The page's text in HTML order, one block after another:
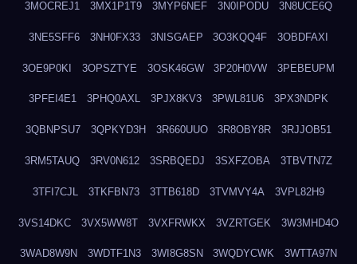
3MOCREJ1 3MX1P1T9 3MYP6NEF 3N0IPODU 3N8UCE6Q
3NE5SFF6 3NH0FX33 3NISGAEP 3O3KQQ4F 3OBDFAXI
3OE9P0KI 3OPSZTYE 3OSK46GW 3P20H0VW 3PEBEUPM
3PFEI4E1 3PHQ0AXL 3PJX8KV3 3PWL81U6 3PX3NDPK
3QBNPSU7 3QPKYD3H 3R660UUO 3R8OBY8R 3RJJOB51
3RM5TAUQ 3RV0N612 3SRBQEDJ 3SXFZOBA 3TBVTN7Z
3TFI7CJL 3TKFBN73 3TTB618D 3TVMVY4A 3VPL82H9
3VS14DKC 3VX5WW8T 3VXFRWKX 3VZRTGEK 3W3MHD4O
3WAD8W9N 3WDTF1N3 3WI8G8SN 3WQDYCWK 3WTTA97N